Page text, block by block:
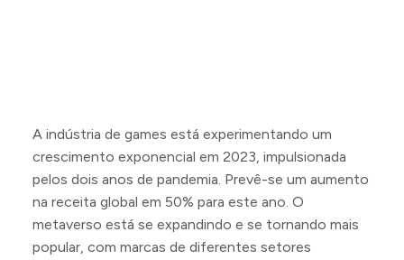
A indústria de games está experimentando um
crescimento exponencial em 2023, impulsionada
pelos dois anos de pandemia. Prevê-se um aumento
na receita global em 50% para este ano. O
metaverso está se expandindo e se tornando mais
popular, com marcas de diferentes setores